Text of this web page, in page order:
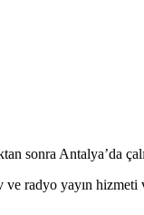
sonra Antalya’da
ve radyo yayın